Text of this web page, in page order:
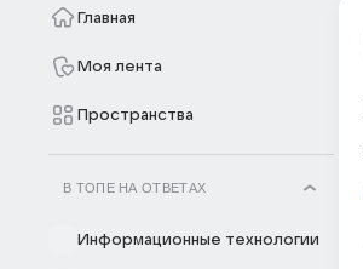
Главная
Моя лента
Пространства
В ТОПЕ НА ОТВЕТАХ
Информационные технологии